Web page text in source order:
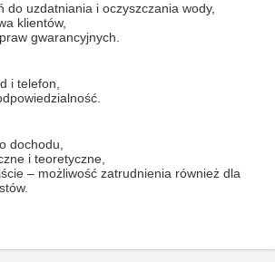
do uzdatniania i oczyszczania wody,
klientów,
gwarancyjnych.
i telefon,
dochodu,
i teoretyczne,
– możliwość zatrudnienia również dla